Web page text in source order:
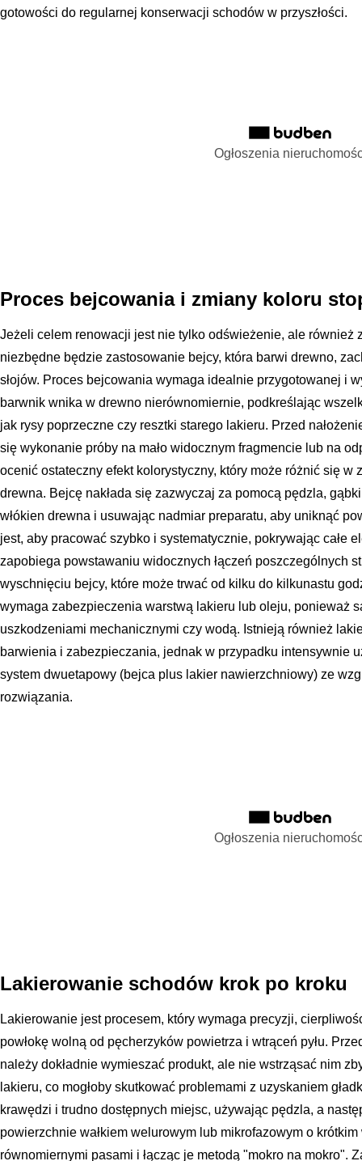
gotowości do regularnej konserwacji schodów w przyszłości.
Ogłoszenia
Proces bejcowania i zmiany koloru
Jeżeli celem renowacji jest nie tylko odświeżenie, ale również
niezbędne będzie zastosowanie bejcy, która barwi drewno,
słojów. Proces bejcowania wymaga idealnie przygotowanej i
barwnik wnika w drewno nierównomiernie, podkreślając
jak rysy poprzeczne czy resztki starego lakieru. Przed
się wykonanie próby na mało widocznym fragmencie lub na
ocenić ostateczny efekt kolorystyczny, który może różnić się w
drewna. Bejcę nakłada się zazwyczaj za pomocą pędzla,
włókien drewna i usuwając nadmiar preparatu, aby uniknąć
jest, aby pracować szybko i systematycznie, pokrywając całe
zapobiega powstawaniu widocznych łączeń poszczególnych
wyschnięciu bejcy, które może trwać od kilku do kilkunastu
wymaga zabezpieczenia warstwą lakieru lub oleju, ponieważ
uszkodzeniami mechanicznymi czy wodą. Istnieją również
barwienia i zabezpieczania, jednak w przypadku intensywnie
system dwuetapowy (bejca plus lakier nawierzchniowy) ze
rozwiązania.
Ogłoszenia
Lakierowanie schodów krok po kroku
Lakierowanie jest procesem, który wymaga precyzji,
powłokę wolną od pęcherzyków powietrza i wtrąceń pyłu.
należy dokładnie wymieszać produkt, ale nie wstrząsać nim
lakieru, co mogłoby skutkować problemami z uzyskaniem
krawędzi i trudno dostępnych miejsc, używając pędzla, a
powierzchnie wałkiem welurowym lub mikrofazowym o krótkim
równomiernymi pasami i łącząc je metodą "mokro na mokro".